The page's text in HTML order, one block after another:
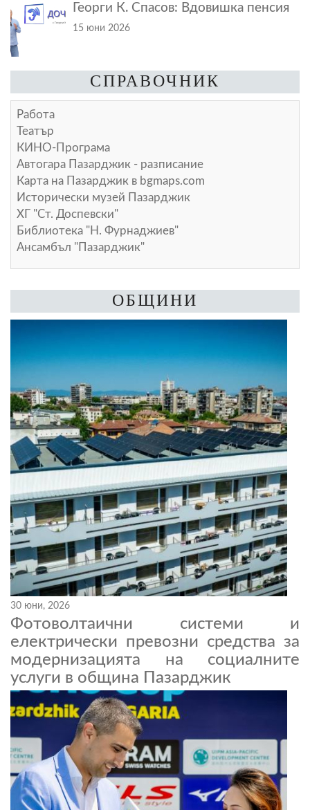
Георги К. Спасов: Вдовишка пенсия
15 юни 2026
СПРАВОЧНИК
Работа
Театър
КИНО-Програма
Автогара Пазарджик - разписание
Карта на Пазарджик в bgmaps.com
Исторически музей Пазарджик
ХГ "Ст. Доспевски"
Библиотека "Н. Фурнаджиев"
Ансамбъл "Пазарджик"
ОБЩИНИ
30 юни, 2026
Фотоволтаични системи и
електрически превозни средства за
модернизацията на социалните
услуги в община Пазарджик